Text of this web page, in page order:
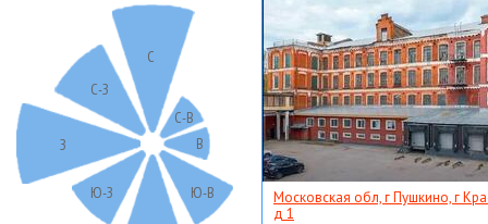
С
С-В
В
Ю-В
Ю-З
З
С-З
Московская обл, г Пушкино, г
д 1